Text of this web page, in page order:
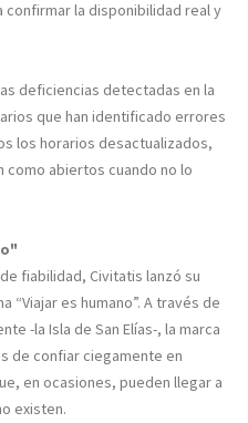
la disponibilidad real y
deficiencias detectadas en la
que han identificado errores
los horarios desactualizados,
como abiertos cuando no lo
fiabilidad, Civitatis lanzó su
“Viajar es humano”. A través de
-la Isla de San Elías-, la marca
de confiar ciegamente en
en ocasiones, pueden llegar a
existen.